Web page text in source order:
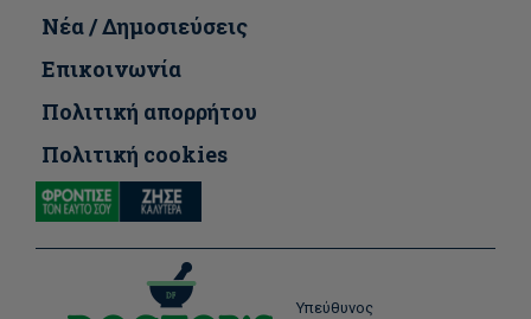
Νέα / Δημοσιεύσεις
Επικοινωνία
Πολιτική απορρήτου
Πολιτική cookies
Υπεύθυνος